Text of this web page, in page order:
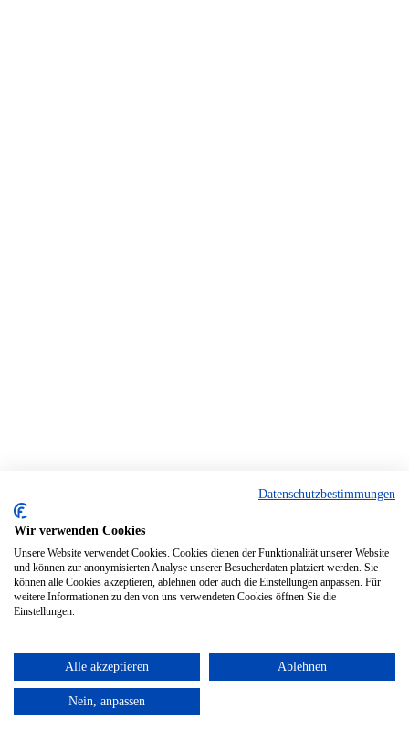
Datenschutzbestimmungen
Wir verwenden Cookies
Unsere Website verwendet Cookies. Cookies dienen der Funktionalität unserer Website
und können zur anonymisierten Analyse unserer Besucherdaten platziert werden. Sie
können alle Cookies akzeptieren, ablehnen oder auch die Einstellungen anpassen. Für
weitere Informationen zu den von uns verwendeten Cookies öffnen Sie die
Einstellungen.
Alle akzeptieren Ablehnen
Nein, anpassen